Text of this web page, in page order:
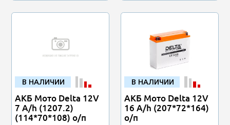
В НАЛИЧИИ
АКБ Мото Delta 12V
7 A/h (1207.2)
(114*70*108) о/п
В НАЛИЧИИ
АКБ Мото Delta 12V
16 A/h (207*72*164)
о/п